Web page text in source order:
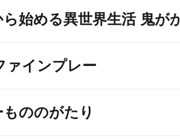
始める異世界生活 鬼が
ァインプレー
ののがたり